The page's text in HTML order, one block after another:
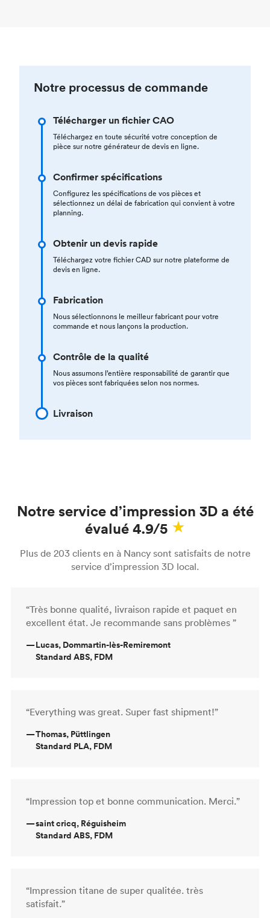
Notre processus de commande
Télécharger un fichier CAO
Téléchargez en toute sécurité votre conception de
pièce sur notre générateur de devis en ligne.
Confirmer spécifications
Configurez les spécifications de vos pièces et
sélectionnez un délai de fabrication qui convient à votre
planning.
Obtenir un devis rapide
Téléchargez votre fichier CAD sur notre plateforme de
devis en ligne.
Fabrication
Nous sélectionnons le meilleur fabricant pour votre
commande et nous lançons la production.
Contrôle de la qualité
Nous assumons l’entière responsabilité de garantir que
vos pièces sont fabriquées selon nos normes.
Livraison
Notre service d’impression 3D a été
évalué 4.9/5
Plus de 203 clients en à Nancy sont satisfaits de notre
service d’impression 3D local.
“Très bonne qualité, livraison rapide et paquet en
excellent état. Je recommande sans problèmes ”
—Lucas, Dommartin-lès-Remiremont
Standard ABS, FDM
“Everything was great. Super fast shipment!”
—Thomas, Püttlingen
Standard PLA, FDM
“Impression top et bonne communication. Merci.”
—saint cricq, Réguisheim
Standard ABS, FDM
“Impression titane de super qualitée. très
satisfait.”